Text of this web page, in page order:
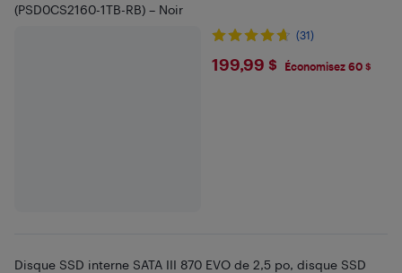
(PSD0CS2160-1TB-RB) – Noir
(31)
$199.99
199,99 $ Économisez 60 $
Disque SSD interne SATA III 870 EVO de 2,5 po, disque SSD